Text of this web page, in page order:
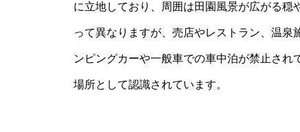
に立地しており、周囲は田園風景が広がる穏
って異なりますが、売店やレストラン、温
ンピングカーや一般車での車中泊が禁止さ
場所として認識されています。